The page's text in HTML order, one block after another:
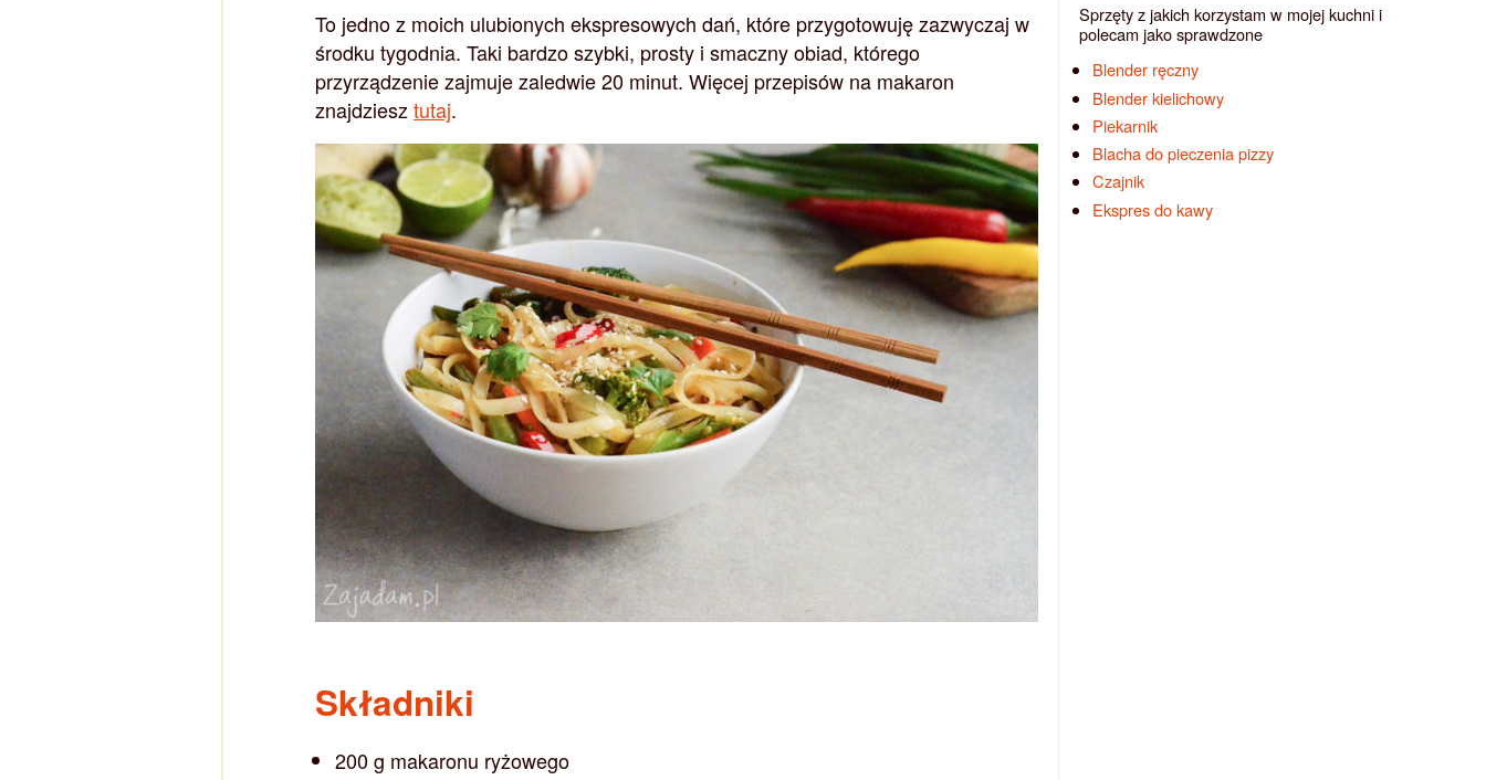
To jedno z moich ulubionych ekspresowych dań, które przygotowuję zazwyczaj w
środku tygodnia. Taki bardzo szybki, prosty i smaczny obiad, którego
przyrządzenie zajmuje zaledwie 20 minut. Więcej przepisów na makaron
znajdziesz tutaj.
Składniki
200 g makaronu ryżowego
Sprzęty z jakich korzystam w mojej kuchni i
polecam jako sprawdzone
Blender ręczny
Blender kielichowy
Piekarnik
Blacha do pieczenia pizzy
Czajnik
Ekspres do kawy